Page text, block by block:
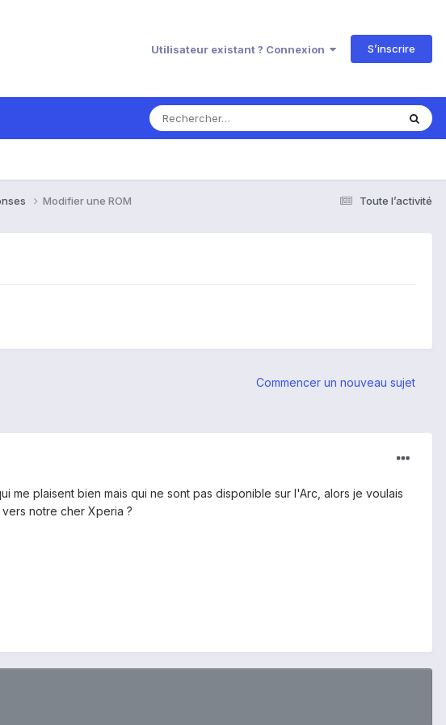
Utilisateur existant ? Connexion S’inscrire
Toute l’activité
Modifier une ROM
Commencer un nouveau sujet
me plaisent bien mais qui ne sont pas disponible sur l'Arc, alors je voulais
notre cher Xperia ?